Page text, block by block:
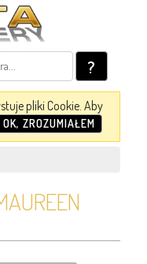
?
pliki Cookie. Aby
OK, ZROZUMIAŁEM